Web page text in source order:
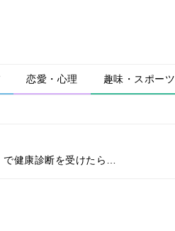
恋愛・心理 趣味・スポーツ
健康診断を受けたら…